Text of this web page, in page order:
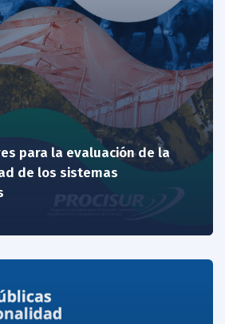
para la evaluación de la
de los sistemas